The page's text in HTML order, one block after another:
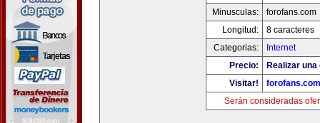
Minusculas:
forofans.com
Longitud:
8 caracteres
Categorias:
Internet
Precio:
Realizar
Visitar!
forofans.com
Serán consideradas